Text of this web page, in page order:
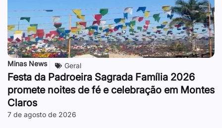
Minas News Geral
Festa da Padroeira Sagrada Família 2026
promete noites de fé e celebração em Montes
Claros
7 de agosto de 2026